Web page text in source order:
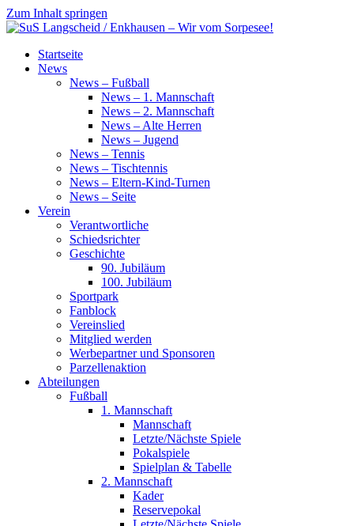
Zum Inhalt springen
SuS
Langscheid
Startseite
News
News – Fußball
News – 1. Mannschaft
News – 2. Mannschaft
News – Alte Herren
News – Jugend
News – Tennis
News – Tischtennis
News – Eltern-Kind-Turnen
News – Seite
Verein
Verantwortliche
Schiedsrichter
Geschichte
90. Jubiläum
100. Jubiläum
Sportpark
Fanblock
Vereinslied
Mitglied werden
Werbepartner und Sponsoren
Parzellenaktion
Abteilungen
Fußball
1. Mannschaft
Mannschaft
Letzte/Nächste Spiele
Pokalspiele
Spielplan & Tabelle
2. Mannschaft
Kader
Reservepokal